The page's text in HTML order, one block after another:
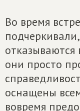
Во время
они просто
оснащены
вовремя